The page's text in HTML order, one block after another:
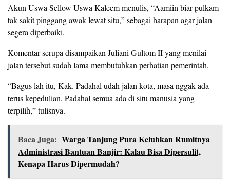
Akun Uswa Sellow Uswa Kaleem menulis, “Aamiin biar pulkam
tak sakit pinggang awak lewat situ,” sebagai harapan agar jalan
segera diperbaiki.
Komentar serupa disampaikan Juliani Gultom II yang menilai
jalan tersebut sudah lama membutuhkan perhatian pemerintah.
“Bagus lah itu, Kak. Padahal udah jalan kota, masa nggak ada
terus kepedulian. Padahal semua ada di situ manusia yang
terpilih,” tulisnya.
Baca Juga: Warga Tanjung Pura Keluhkan Rumitnya
Administrasi Bantuan Banjir: Kalau Bisa Dipersulit,
Kenapa Harus Dipermudah?